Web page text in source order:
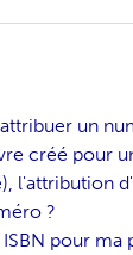
un
créé pour
l'attribution
?
pour ma